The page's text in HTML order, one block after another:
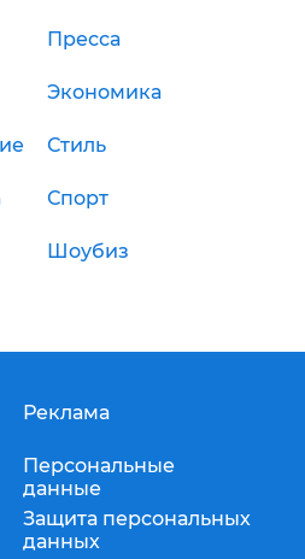
Пресса
Экономика
Стиль
Спорт
Шоубиз
Реклама
Персональные
данные
Защита персональных
данных